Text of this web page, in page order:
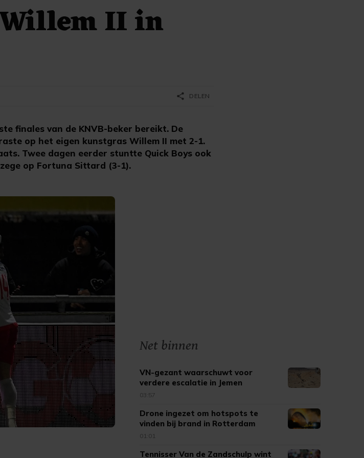
II in
finales van de KNVB-beker bereikt. De
op het eigen kunstgras Willem II met 2-1.
Twee dagen eerder stuntte Quick Boys ook
op Fortuna Sittard (3-1).
share DELEN
Net binnen
VN-gezant waarschuwt voor
verdere escalatie in Jemen
03:57
Drone ingezet om hotspots te
vinden bij brand in Rotterdam
01:01
Tennisser Van de Zandschulp wint